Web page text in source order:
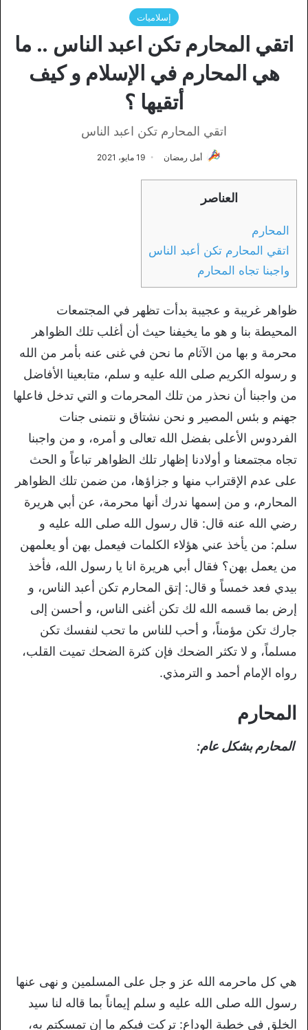
إسلاميات
اتقي المحارم تكن اعبد الناس .. ما
هي المحارم في الإسلام و كيف
أتقيها ؟
اتقي المحارم تكن اعبد الناس
أمل رمضان 19 مايو، 2021
العناصر
المحارم
اتقي المحارم تكن أعبد الناس
واجبنا تجاه المحارم
ظواهر غريبة و عجيبة بدأت تظهر في المجتمعات
المحيطة بنا و هو ما يخيفنا حيث أن أغلب تلك الظواهر
محرمة و بها من الآثام ما نحن في غنى عنه بأمر من الله
و رسوله الكريم صلى الله عليه و سلم، متابعينا الأفاضل
من واجبنا أن نحذر من تلك المحرمات و التي تدخل فاعلها
جهنم و بئس المصير و نحن نشتاق و نتمنى جنات
الفردوس الأعلى بفضل الله تعالى و أمره، و من واجبنا
تجاه مجتمعنا و أولادنا إظهار تلك الظواهر تباعاً و الحث
على عدم الإقتراب منها و جزاؤها، من ضمن تلك الظواهر
المحارم، و من إسمها ندرك أنها محرمة، عن أبي هريرة
رضي الله عنه قال: قال رسول الله صلى الله عليه و
سلم: من يأخذ عني هؤلاء الكلمات فيعمل بهن أو يعلمهن
من يعمل بهن؟ فقال أبي هريرة انا يا رسول الله، فأخذ
بيدي فعد خمساً و قال: إتق المحارم تكن أعبد الناس، و
إرض بما قسمه الله لك تكن أغنى الناس، و أحسن إلى
جارك تكن مؤمناً، و أحب للناس ما تحب لنفسك تكن
مسلماً، و لا تكثر الضحك فإن كثرة الضحك تميت القلب،
رواه الإمام أحمد و الترمذي.
المحارم
المحارم بشكل عام:
هي كل ماحرمه الله عز و جل على المسلمين و نهى عنها
رسول الله صلى الله عليه و سلم إيماناً بما قاله لنا سيد
الخلق في خطبة الوداع: تركت فيكم ما إن تمسكتم به،